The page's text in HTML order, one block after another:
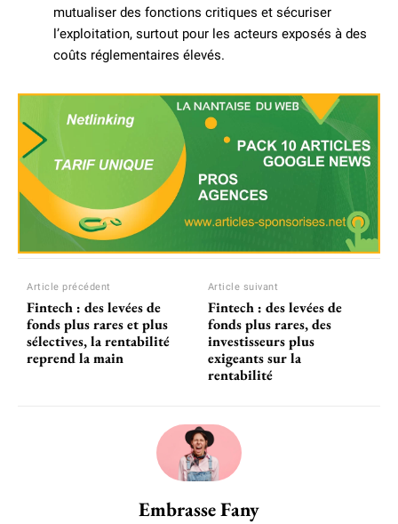
mutualiser des fonctions critiques et sécuriser
l’exploitation, surtout pour les acteurs exposés à des
coûts réglementaires élevés.
Article précédent
Fintech : des levées de
fonds plus rares et plus
sélectives, la rentabilité
reprend la main
Article suivant
Fintech : des levées de
fonds plus rares, des
investisseurs plus
exigeants sur la
rentabilité
Embrasse Fany